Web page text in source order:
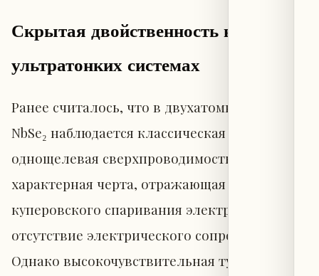
Скрытая двойственность в
ультратонких системах
Ранее считалось, что в двухатомных слоях
NbSe₂ наблюдается классическая
однощелевая сверхпроводимость —
характерная черта, отражающая механизм
куперовского спаривания электронов и
отсутствие электрического сопротивления.
Однако высокочувствительная туннельная